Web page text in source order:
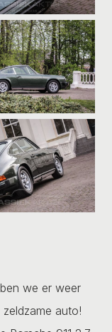
we er weer
auto!